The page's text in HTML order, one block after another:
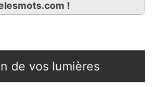
!
de vos lumières